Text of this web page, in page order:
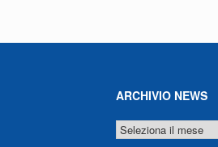
ARCHIVIO NEWS
ARCHIVIO
NEWS